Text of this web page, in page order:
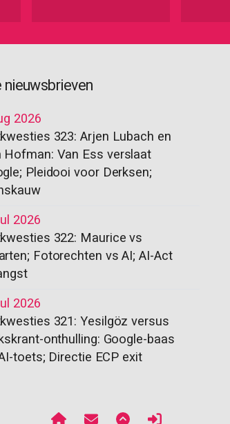
nieuwsbrieven
2026
323: Arjen Lubach en
Hofman: Van Ess verslaat
Pleidooi voor Derksen;
2026
322: Maurice vs
Fotorechten vs AI; AI-Act
2026
321: Yesilgöz versus
onthulling: Google-baas
toets; Directie ECP exit